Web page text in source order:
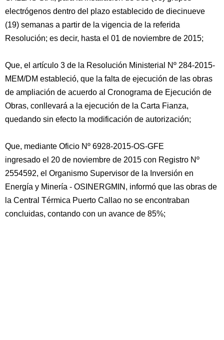
electrógenos dentro del plazo establecido de diecinueve
(19) semanas a partir de la vigencia de la referida
Resolución; es decir, hasta el 01 de noviembre de 2015;
Que, el artículo 3 de la Resolución Ministerial Nº 284-2015-
MEM/DM estableció, que la falta de ejecución de las obras
de ampliación de acuerdo al Cronograma de Ejecución de
Obras, conllevará a la ejecución de la Carta Fianza,
quedando sin efecto la modificación de autorización;
Que, mediante Oficio Nº 6928-2015-OS-GFE
ingresado el 20 de noviembre de 2015 con Registro Nº
2554592, el Organismo Supervisor de la Inversión en
Energía y Minería - OSINERGMIN, informó que las obras de
la Central Térmica Puerto Callao no se encontraban
concluidas, contando con un avance de 85%;